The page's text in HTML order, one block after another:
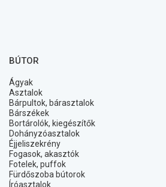
BÚTOR
Ágyak
Asztalok
Bárpultok, bárasztalok
Bárszékek
Bortárolók, kiegészítők
Dohányzóasztalok
Éjjeliszekrény
Fogasok, akasztók
Fotelek, puffok
Fürdőszoba bútorok
Íróasztalok